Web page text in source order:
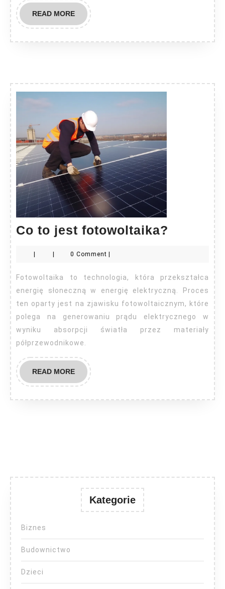
READ MOREREAD
MORE
Co to jest fotowoltaika?
0 Comment
Fotowoltaika to technologia, która przekształca
energię słoneczną w energię elektryczną. Proces
ten oparty jest na zjawisku fotowoltaicznym, które
polega na generowaniu prądu elektrycznego w
wyniku absorpcji światła przez materiały
półprzewodnikowe.
READ MOREREAD
MORE
Kategorie
Biznes
Budownictwo
Dzieci